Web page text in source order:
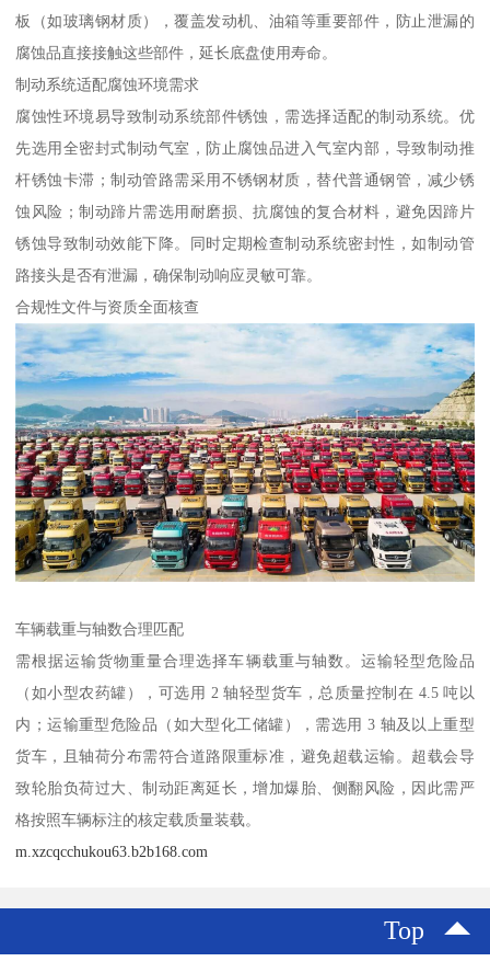
板（如玻璃钢材质），覆盖发动机、油箱等重要部件，防止泄漏的
腐蚀品直接接触这些部件，延长底盘使用寿命。​
制动系统适配腐蚀环境需求​
腐蚀性环境易导致制动系统部件锈蚀，需选择适配的制动系统。优
先选用全密封式制动气室，防止腐蚀品进入气室内部，导致制动推
杆锈蚀卡滞；制动管路需采用不锈钢材质，替代普通钢管，减少锈
蚀风险；制动蹄片需选用耐磨损、抗腐蚀的复合材料，避免因蹄片
锈蚀导致制动效能下降。同时定期检查制动系统密封性，如制动管
路接头是否有泄漏，确保制动响应灵敏可靠。​
合规性文件与资质全面核查​
车辆载重与轴数合理匹配​
需根据运输货物重量合理选择车辆载重与轴数。运输轻型危险品
（如小型农药罐），可选用 2 轴轻型货车，总质量控制在 4.5 吨以
内；运输重型危险品（如大型化工储罐），需选用 3 轴及以上重型
货车，且轴荷分布需符合道路限重标准，避免超载运输。超载会导
致轮胎负荷过大、制动距离延长，增加爆胎、侧翻风险，因此需严
格按照车辆标注的核定载质量装载。​
m.xzcqcchukou63.b2b168.com
Top